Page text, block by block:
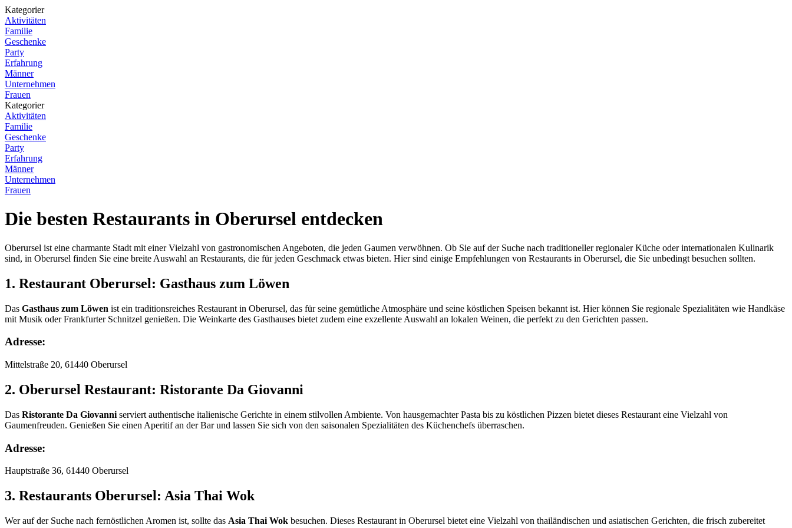
Kategorier
Aktivitäten
Familie
Geschenke
Party
Erfahrung
Männer
Unternehmen
Frauen
Kategorier
Aktivitäten
Familie
Geschenke
Party
Erfahrung
Männer
Unternehmen
Frauen
Die besten Restaurants in Oberursel entdecken
Oberursel ist eine charmante Stadt mit einer Vielzahl von gastronomischen Angeboten, die jeden Gaumen verwöhnen. Ob Sie auf der Suche nach traditioneller regionaler Küche oder internationalen Kulinarik
sind, in Oberursel finden Sie eine breite Auswahl an Restaurants, die für jeden Geschmack etwas bieten. Hier sind einige Empfehlungen von Restaurants in Oberursel, die Sie unbedingt besuchen sollten.
1. Restaurant Oberursel: Gasthaus zum Löwen
Das Gasthaus zum Löwen ist ein traditionsreiches Restaurant in Oberursel, das für seine gemütliche Atmosphäre und seine köstlichen Speisen bekannt ist. Hier können Sie regionale Spezialitäten wie Handkäse
mit Musik oder Frankfurter Schnitzel genießen. Die Weinkarte des Gasthauses bietet zudem eine exzellente Auswahl an lokalen Weinen, die perfekt zu den Gerichten passen.
Adresse:
Mittelstraße 20, 61440 Oberursel
2. Oberursel Restaurant: Ristorante Da Giovanni
Das Ristorante Da Giovanni serviert authentische italienische Gerichte in einem stilvollen Ambiente. Von hausgemachter Pasta bis zu köstlichen Pizzen bietet dieses Restaurant eine Vielzahl von
Gaumenfreuden. Genießen Sie einen Aperitif an der Bar und lassen Sie sich von den saisonalen Spezialitäten des Küchenchefs überraschen.
Adresse:
Hauptstraße 36, 61440 Oberursel
3. Restaurants Oberursel: Asia Thai Wok
Wer auf der Suche nach fernöstlichen Aromen ist, sollte das Asia Thai Wok besuchen. Dieses Restaurant in Oberursel bietet eine Vielzahl von thailändischen und asiatischen Gerichten, die frisch zubereitet